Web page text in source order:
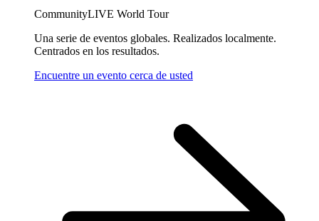
CommunityLIVE World Tour
Una serie de eventos globales. Realizados localmente.
Centrados en los resultados.
Encuentre un evento cerca de usted